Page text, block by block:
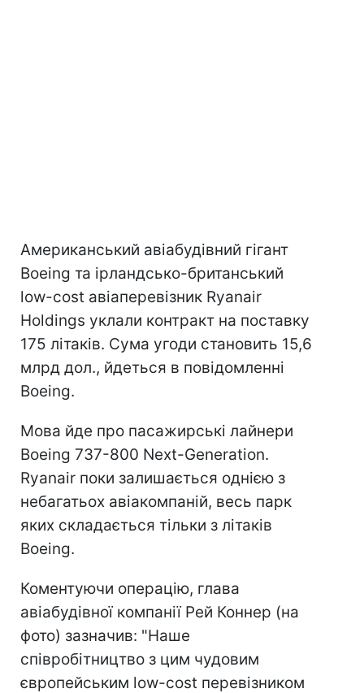
Американський авіабудівний гігант
Boeing та ірландсько-британський
low-cost авіаперевізник Ryanair
Holdings уклали контракт на поставку
175 літаків. Сума угоди становить 15,6
млрд дол., йдеться в повідомленні
Boeing.
Мова йде про пасажирські лайнери
Boeing 737-800 Next-Generation.
Ryanair поки залишається однією з
небагатьох авіакомпаній, весь парк
яких складається тільки з літаків
Boeing.
Коментуючи операцію, глава
авіабудівної компанії Рей Коннер (на
фото) зазначив: "Наше
співробітництво з цим чудовим
європейським low-cost перевізником